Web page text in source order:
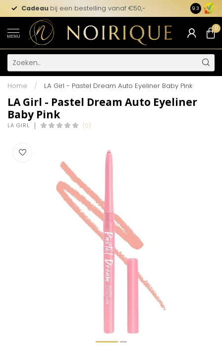
Cadeau bij een bestelling vanaf €50,- 9.3
MENU
0
Home / LA Girl - Pastel Dream Auto Eyeliner Baby Pink
LA Girl - Pastel Dream Auto Eyeliner
Baby Pink
LA GIRL (0)